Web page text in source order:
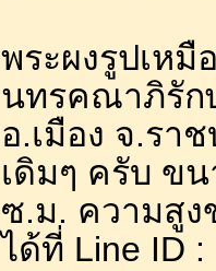
พระผงรูปเห
นทรคณาภิรัก
อ.เมือง จ.รา
เดิมๆ ครับ ข
ซ.ม. ความสูง
ได้ที่ Line ID :